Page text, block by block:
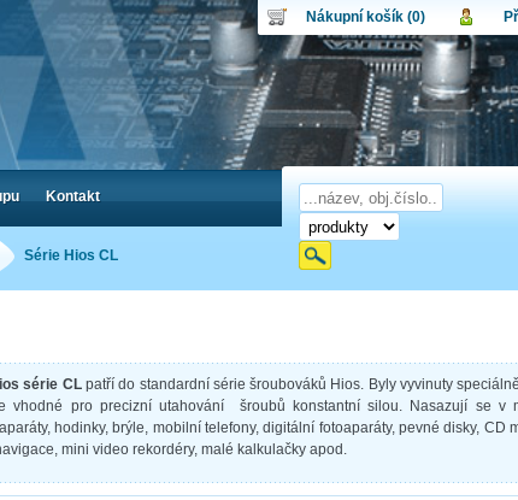
Série Hios CL
série CLpatří do standardní série šroubováků Hios. Byly vyvinuty
vhodné pro precizní utahování šroubů konstantní silou. Nasazují se v
hodinky, brýle, mobilní telefony, digitální fotoaparáty, pevné disky, CD
mini video rekordéry, malé kalkulačky apod.
Nákupní košík (0)
Nákupní košík je momentálně prázdný.
Počet produktů:0
Cena celkem:
0,00 CZK
Uživatel:
Heslo:
Zapomenuté heslo Nová registrace
Kontakt